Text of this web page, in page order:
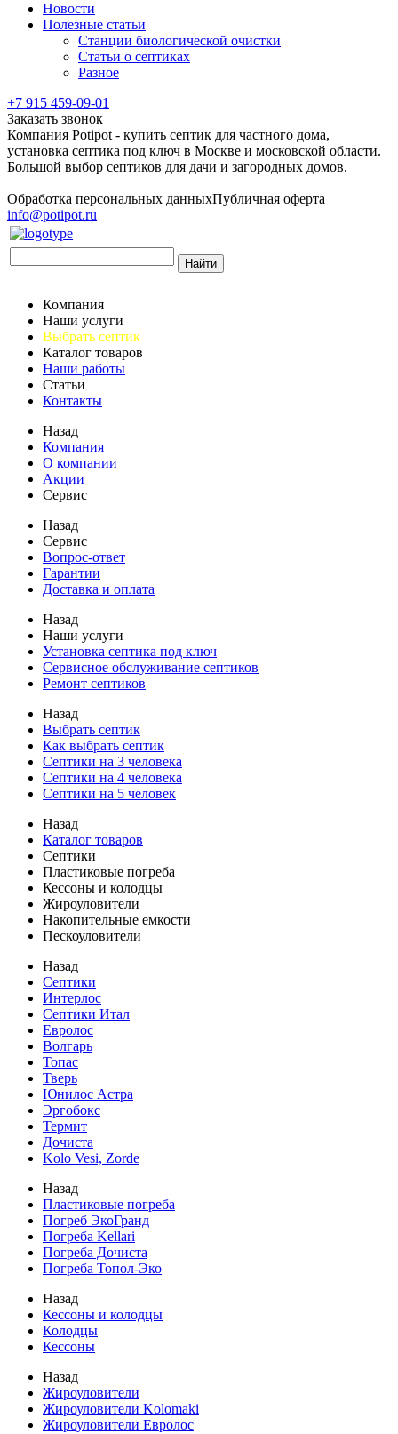
Новости
Полезные статьи
Станции биологической очистки
Статьи о септиках
Разное
+7 915 459-09-01
Заказать звонок
Компания Potipot - купить септик для частного дома,
установка септика под ключ в Москве и московской области.
Большой выбор септиков для дачи и загородных домов.
Обработка персональных данныхПубличная оферта
info@potipot.ru
Найти
Компания
Наши услуги
Выбрать септик
Каталог товаров
Наши работы
Статьи
Контакты
Назад
Компания
О компании
Акции
Сервис
Назад
Сервис
Вопрос-ответ
Гарантии
Доставка и оплата
Назад
Наши услуги
Установка септика под ключ
Сервисное обслуживание септиков
Ремонт септиков
Назад
Выбрать септик
Как выбрать септик
Септики на 3 человека
Септики на 4 человека
Септики на 5 человек
Назад
Каталог товаров
Септики
Пластиковые погреба
Кессоны и колодцы
Жироуловители
Накопительные емкости
Пескоуловители
Назад
Септики
Интерлос
Септики Итал
Евролос
Волгарь
Топас
Тверь
Юнилос Астра
Эргобокс
Термит
Дочиста
Kolo Vesi, Zorde
Назад
Пластиковые погреба
Погреб ЭкоГранд
Погреба Kellari
Погреба Дочиста
Погреба Топол-Эко
Назад
Кессоны и колодцы
Колодцы
Кессоны
Назад
Жироуловители
Жироуловители Kolomaki
Жироуловители Евролос